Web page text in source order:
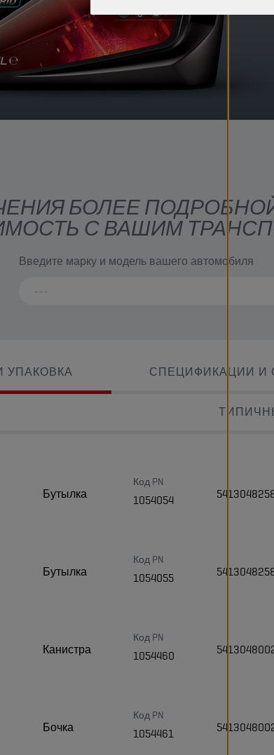
БОЛЕЕ
С ВАШИМ
Введите марку и модель вашего автомобиля
УПАКОВКА СПЕЦИФИКАЦИИ И
Бутылка
Код PN
1054054
Бутылка
Код PN
1054055
Канистра
Код PN
1054460
Бочка
Код PN
1054461